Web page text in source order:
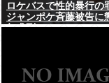
ロケバスで性的暴行の
ジャンポケ斉藤被告に
年求刑⇒！